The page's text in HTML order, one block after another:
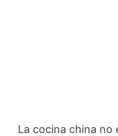
La cocina china no